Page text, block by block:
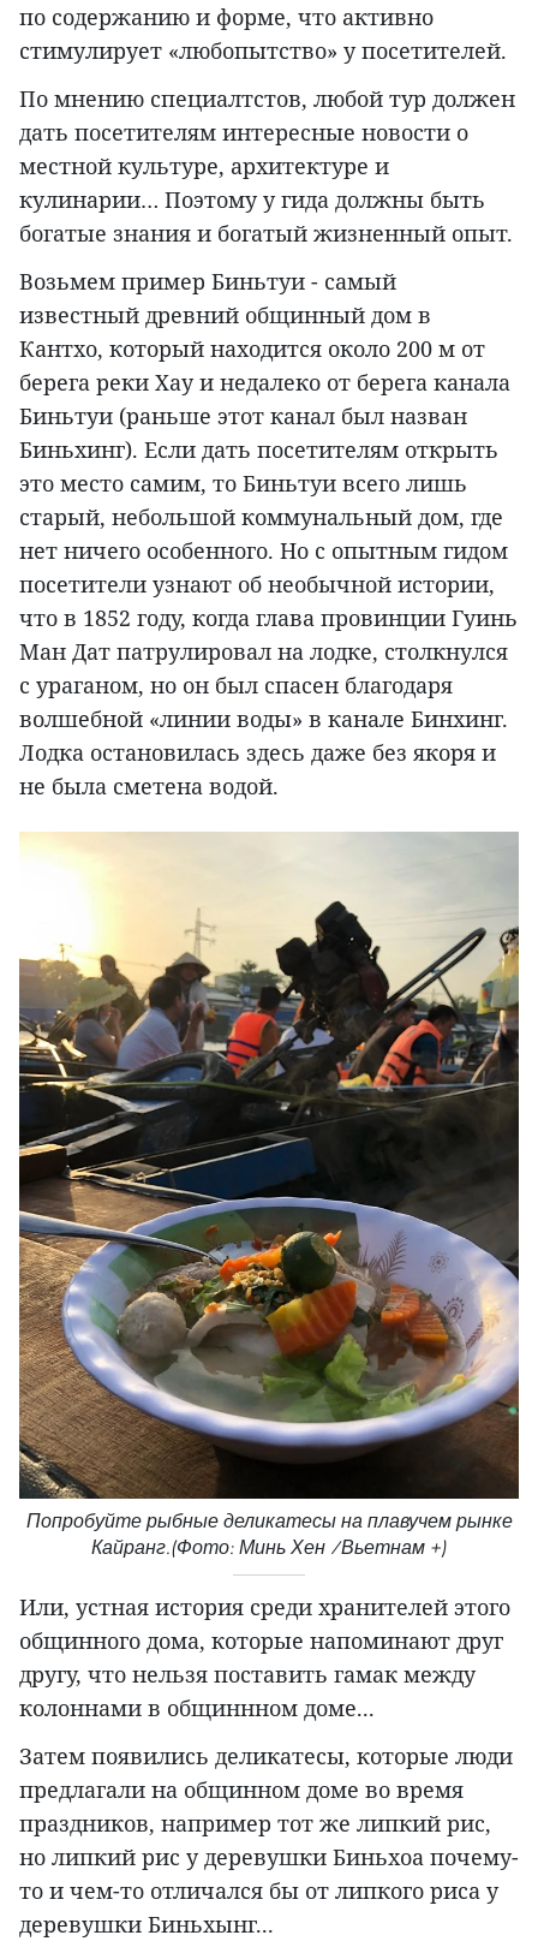
по содержанию и форме, что активно
стимулирует «любопытство» у посетителей.
По мнению специалтстов, любой тур должен
дать посетителям интересные новости о
местной культуре, архитектуре и
кулинарии… Поэтому у гида должны быть
богатые знания и богатый жизненный опыт.
Возьмем пример Биньтуи - самый
известный древний общинный дом в
Кантхо, который находится около 200 м от
берега реки Хау и недалеко от берега канала
Биньтуи (раньше этот канал был назван
Биньхинг). Если дать посетителям открыть
это место самим, то Биньтуи всего лишь
старый, небольшой коммунальный дом, где
нет ничего особенного. Но с опытным гидом
посетители узнают об необычной истории,
что в 1852 году, когда глава провинции Гуинь
Ман Дат патрулировал на лодке, столкнулся
с ураганом, но он был спасен благодаря
волшебной «линии воды» в канале Бинхинг.
Лодка остановилась здесь даже без якоря и
не была сметена водой.
Попробуйте рыбные деликатесы на плавучем рынке
Кайранг.(Фото: Минь Хен /Вьетнам +)
Или, устная история среди хранителей этого
общинного дома, которые напоминают друг
другу, что нельзя поставить гамак между
колоннами в общиннном доме...
Затем появились деликатесы, которые люди
предлагали на общинном доме во время
праздников, например тот же липкий рис,
но липкий рис у деревушки Биньхоа почему-
то и чем-то отличался бы от липкого риса у
деревушки Биньхынг...